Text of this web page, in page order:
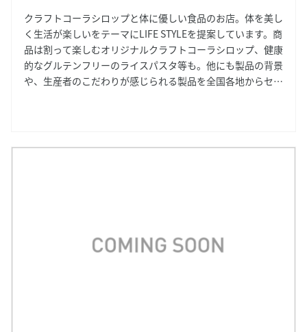
クラフトコーラシロップと体に優しい食品のお店。体を美し
く生活が楽しいをテーマにLIFE STYLEを提案しています。商
品は割って楽しむオリジナルクラフトコーラシロップ、健康
的なグルテンフリーのライスパスタ等も。他にも製品の背景
や、生産者のこだわりが感じられる製品を全国各地からセレ